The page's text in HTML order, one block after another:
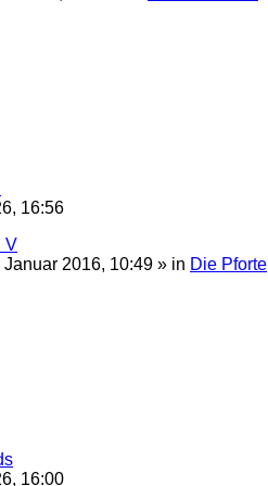
16:56
V
Januar 2016, 10:49 » in Die Pforte
16:00